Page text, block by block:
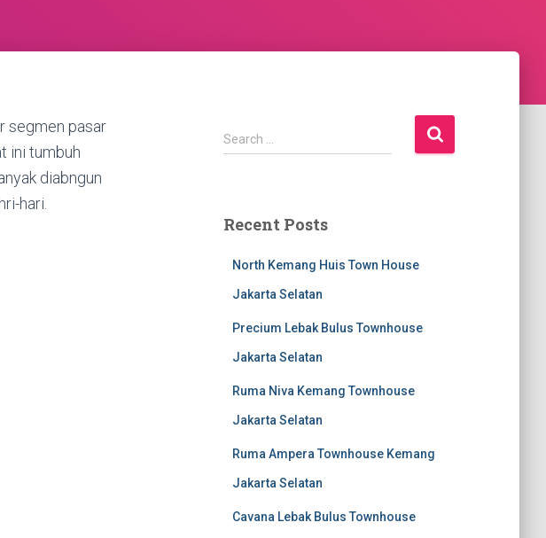
segmen pasar
ini tumbuh
diabngun
hari.
S
e
h
Search …
Recent Posts
North Kemang Huis Town House
Jakarta Selatan
Precium Lebak Bulus Townhouse
Jakarta Selatan
Ruma Niva Kemang Townhouse
Jakarta Selatan
Ruma Ampera Townhouse Kemang
Jakarta Selatan
Cavana Lebak Bulus Townhouse